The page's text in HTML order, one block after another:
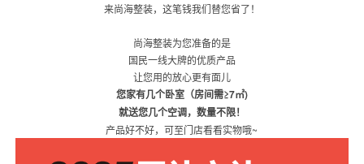
来尚海整装，这笔钱我们替您省了！
尚海整装为您准备的是
国民一线大牌的优质产品
让您用的放心更有面儿
您家有几个卧室（房间需≥7㎡)
就送您几个空调，数量不限！
产品好不好，可至门店看看实物哦~